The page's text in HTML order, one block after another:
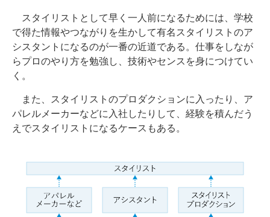
スタイリストとして早く一人前になるためには、学校
で得た情報やつながりを生かして有名スタイリストのア
シスタントになるのが一番の近道である。仕事をしなが
らプロのやり方を勉強し、技術やセンスを身につけてい
く。
また、スタイリストのプロダクションに入ったり、ア
パレルメーカーなどに入社したりして、経験を積んだう
えでスタイリストになるケースもある。